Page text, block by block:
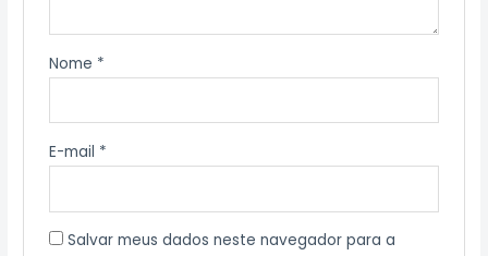
Nome *
E-mail *
Salvar meus dados neste navegador para a